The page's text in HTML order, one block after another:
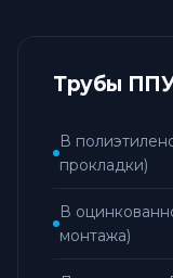
Трубы
В
прокладки)
В
монтажа)